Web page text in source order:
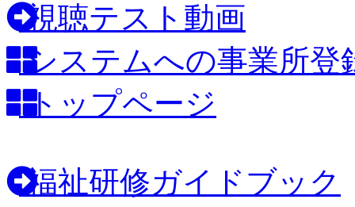
視聴テスト動画
システムへの事業所登
トップページ
福祉研修ガイドブック